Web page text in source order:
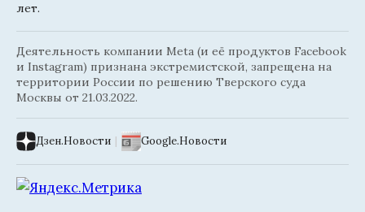
лет.
Деятельность компании Meta (и её продуктов Facebook
и Instagram) признана экстремистской, запрещена на
территории России по решению Тверского суда
Москвы от 21.03.2022.
Дзен.Новости | Google.Новости